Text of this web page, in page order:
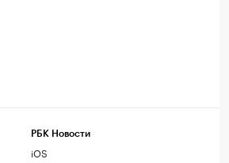
РБК Новости
iOS